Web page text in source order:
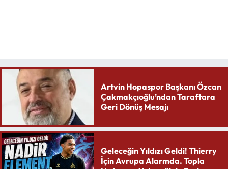
Artvin Hopaspor Başkanı Özcan
Çakmakçıoğlu’ndan Taraftara
Geri Dönüş Mesajı
Geleceğin Yıldızı Geldi! Thierry
İçin Avrupa Alarmda. Topla